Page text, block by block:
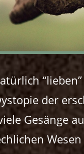
der
Gesänge